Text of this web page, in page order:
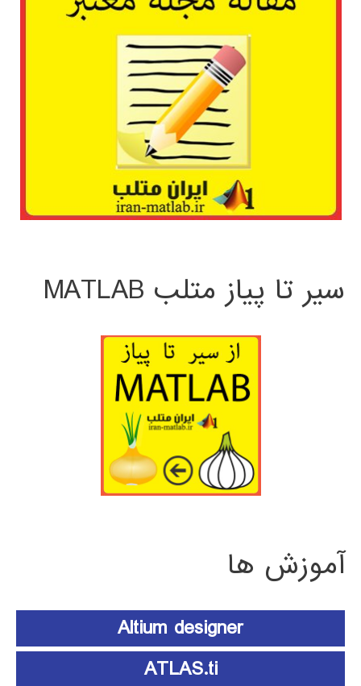
سیر تا پیاز متلب MATLAB
آموزش ها
Altium designer
ATLAS.ti